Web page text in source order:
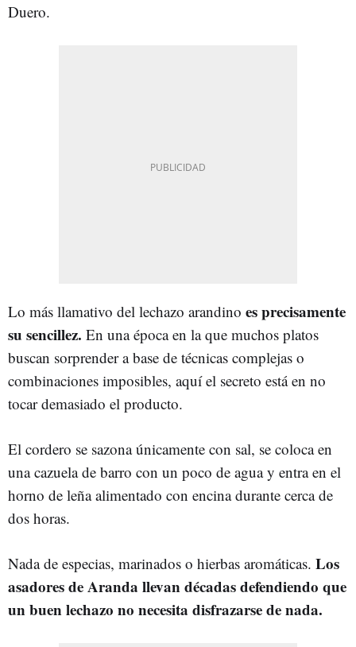
Duero.
Lo más llamativo del lechazo arandino es precisamente
su sencillez. En una época en la que muchos platos
buscan sorprender a base de técnicas complejas o
combinaciones imposibles, aquí el secreto está en no
tocar demasiado el producto.
El cordero se sazona únicamente con sal, se coloca en
una cazuela de barro con un poco de agua y entra en el
horno de leña alimentado con encina durante cerca de
dos horas.
Nada de especias, marinados o hierbas aromáticas. Los
asadores de Aranda llevan décadas defendiendo que
un buen lechazo no necesita disfrazarse de nada.